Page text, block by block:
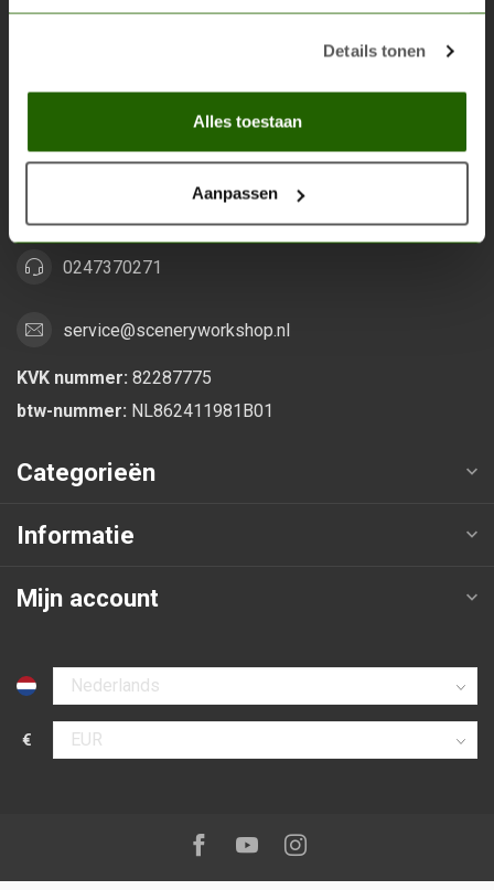
Details tonen
Alles toestaan
Aanpassen
Alles voor je miniature wargaming en scenery
Grootstalselaan 46
0247370271
service@sceneryworkshop.nl
KVK nummer: 82287775
btw-nummer: NL862411981B01
Categorieën
Informatie
Mijn account
Selecteer taal
€
Selecteer valuta
Volg ons op:Facebook
YoutubeInstagram